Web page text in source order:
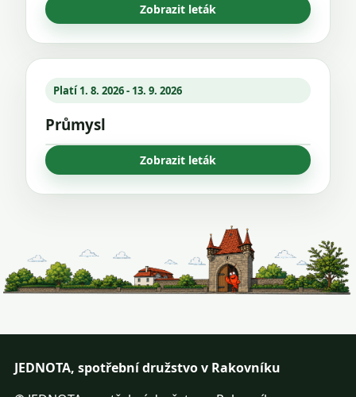
Zobrazit leták
Platí 1. 8. 2026 - 13. 9. 2026
Průmysl
Zobrazit leták
JEDNOTA, spotřební družstvo v Rakovníku